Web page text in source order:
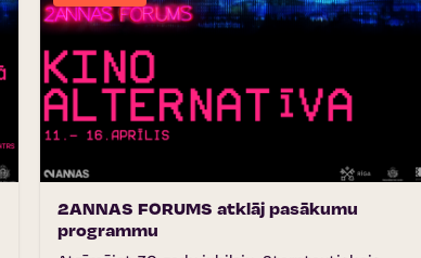
2ANNAS FORUMS atklāj pasākumu
programmu